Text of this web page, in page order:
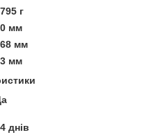
г
мм
мм
мм
днів